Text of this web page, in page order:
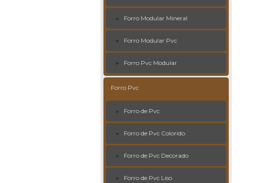
Forro Modular Mineral
Forro Modular Pvc
Forro Pvc Modular
Forro Pvc
Forro de Pvc
Forro de Pvc Colorido
Forro de Pvc Decorado
Forro de Pvc Liso